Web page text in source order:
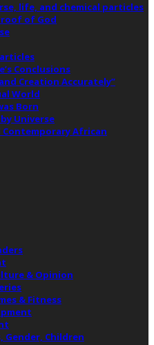
life, and chemical particles
of God
Conclusions
Creation Accurately”
World
Born
Universe
African
& Opinion
& Fitness
Gender, Children